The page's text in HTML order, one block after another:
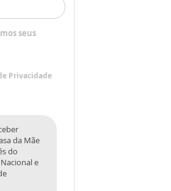
seus
Privacidade
da Mãe
do
e